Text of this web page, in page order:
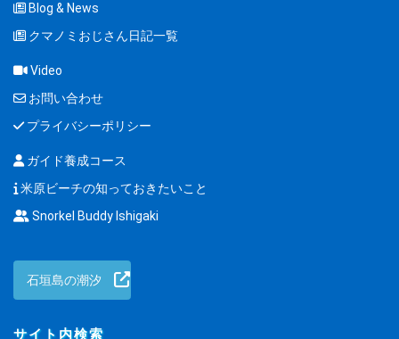
Blog & News
クマノミおじさん日記一覧
Video
お問い合わせ
プライバシーポリシー
ガイド養成コース
米原ビーチの知っておきたいこと
Snorkel Buddy Ishigaki
石垣島の潮汐
サイト内検索